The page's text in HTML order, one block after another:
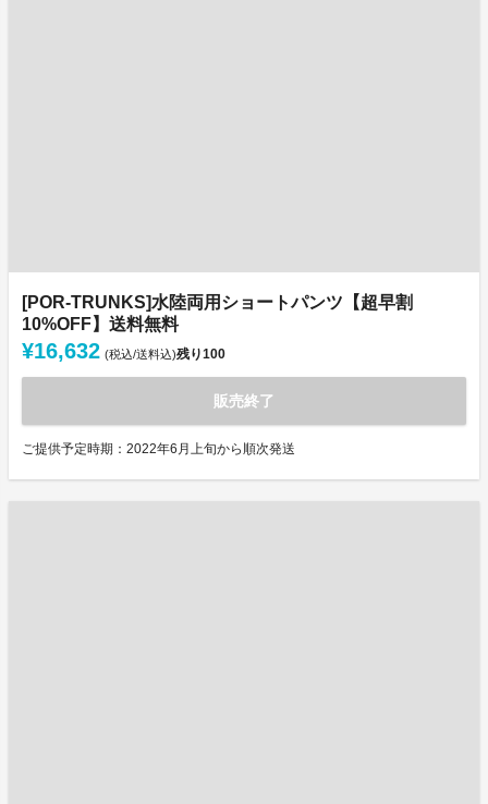
[POR-TRUNKS]水陸両用ショートパンツ【超早割
10%OFF】送料無料
¥16,632 (税込/送料込)残り100
販売終了
ご提供予定時期：2022年6月上旬から順次発送